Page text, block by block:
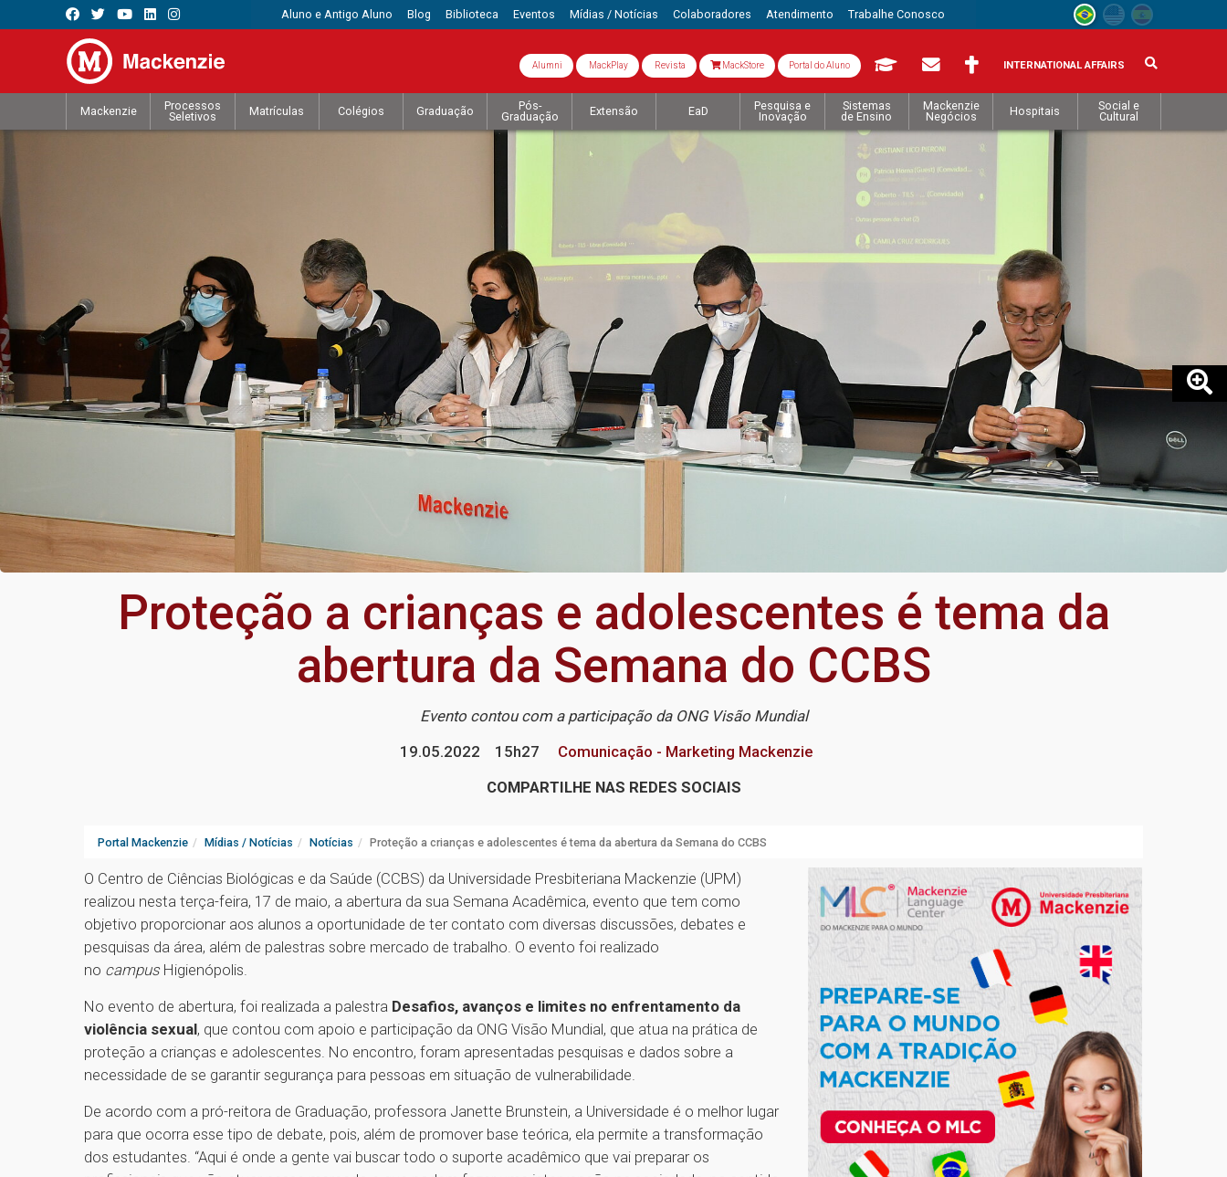
Aluno e Antigo Aluno Blog Biblioteca Eventos Mídias / Notícias Colaboradores Atendimento Trabalhe Conosco
Alumni MackPlay Revista MackStore Portal do Aluno INTERNATIONAL AFFAIRS
Mackenzie
Processos
Seletivos
Matrículas Colégios Graduação
Pós-
Graduação
Extensão EaD
Pesquisa e
Inovação
Sistemas
de Ensino
Mackenzie
Negócios
Hospitais
Social e
Cultural
Proteção a crianças e adolescentes é tema da
abertura da Semana do CCBS
Evento contou com a participação da ONG Visão Mundial
19.05.2022
15h27
Comunicação - Marketing Mackenzie
COMPARTILHE NAS REDES SOCIAIS
Portal Mackenzie Mídias / Notícias Notícias Proteção a crianças e adolescentes é tema da abertura da Semana do CCBS
O Centro de Ciências Biológicas e da Saúde (CCBS) da Universidade Presbiteriana Mackenzie (UPM)
realizou nesta terça-feira, 17 de maio, a abertura da sua Semana Acadêmica, evento que tem como
objetivo proporcionar aos alunos a oportunidade de ter contato com diversas discussões, debates e
pesquisas da área, além de palestras sobre mercado de trabalho. O evento foi realizado
no campus Higienópolis.
No evento de abertura, foi realizada a palestra Desafios, avanços e limites no enfrentamento da
violência sexual, que contou com apoio e participação da ONG Visão Mundial, que atua na prática de
proteção a crianças e adolescentes. No encontro, foram apresentadas pesquisas e dados sobre a
necessidade de se garantir segurança para pessoas em situação de vulnerabilidade.
De acordo com a pró-reitora de Graduação, professora Janette Brunstein, a Universidade é o melhor lugar
para que ocorra esse tipo de debate, pois, além de promover base teórica, ela permite a transformação
dos estudantes. “Aqui é onde a gente vai buscar todo o suporte acadêmico que vai preparar os